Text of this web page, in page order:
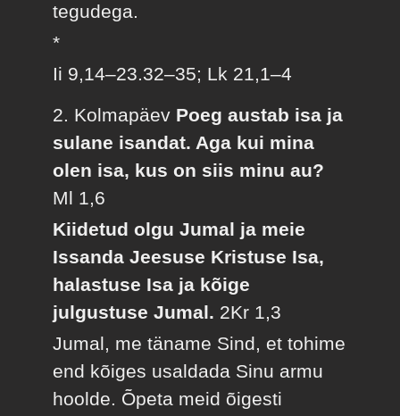
tegudega.
*
Ii 9,14–23.32–35; Lk 21,1–4
2. Kolmapäev Poeg austab isa ja
sulane isandat. Aga kui mina
olen isa, kus on siis minu au?
Ml 1,6
Kiidetud olgu Jumal ja meie
Issanda Jeesuse Kristuse Isa,
halastuse Isa ja kõige
julgustuse Jumal. 2Kr 1,3
Jumal, me täname Sind, et tohime
end kõiges usaldada Sinu armu
hoolde. Õpeta meid õigesti